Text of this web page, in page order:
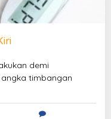
demi
timbangan